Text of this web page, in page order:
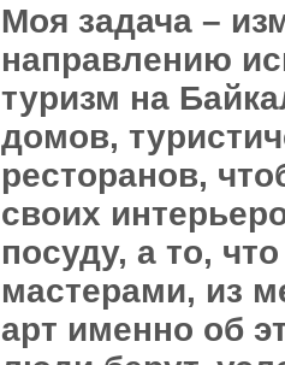
Моя задача –
направлению
туризм на
домов,
ресторанов,
своих
посуду, а то,
мастерами, из
арт именно об